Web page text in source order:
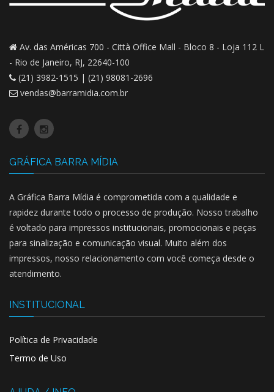
Av. das Américas 700 - Città Office Mall - Bloco 8 - Loja 112 L
- Rio de Janeiro, RJ, 22640-100
(21) 3982-1515 | (21) 98081-2696
vendas@barramidia.com.br
GRÁFICA BARRA MÍDIA
A Gráfica Barra Mídia é comprometida com a qualidade e
rapidez durante todo o processo de produção. Nosso trabalho
é voltado para impressos institucionais, promocionais e peças
para sinalização e comunicação visual. Muito além dos
impressos, nosso relacionamento com você começa desde o
atendimento.
INSTITUCIONAL
Política de Privacidade
Termo de Uso